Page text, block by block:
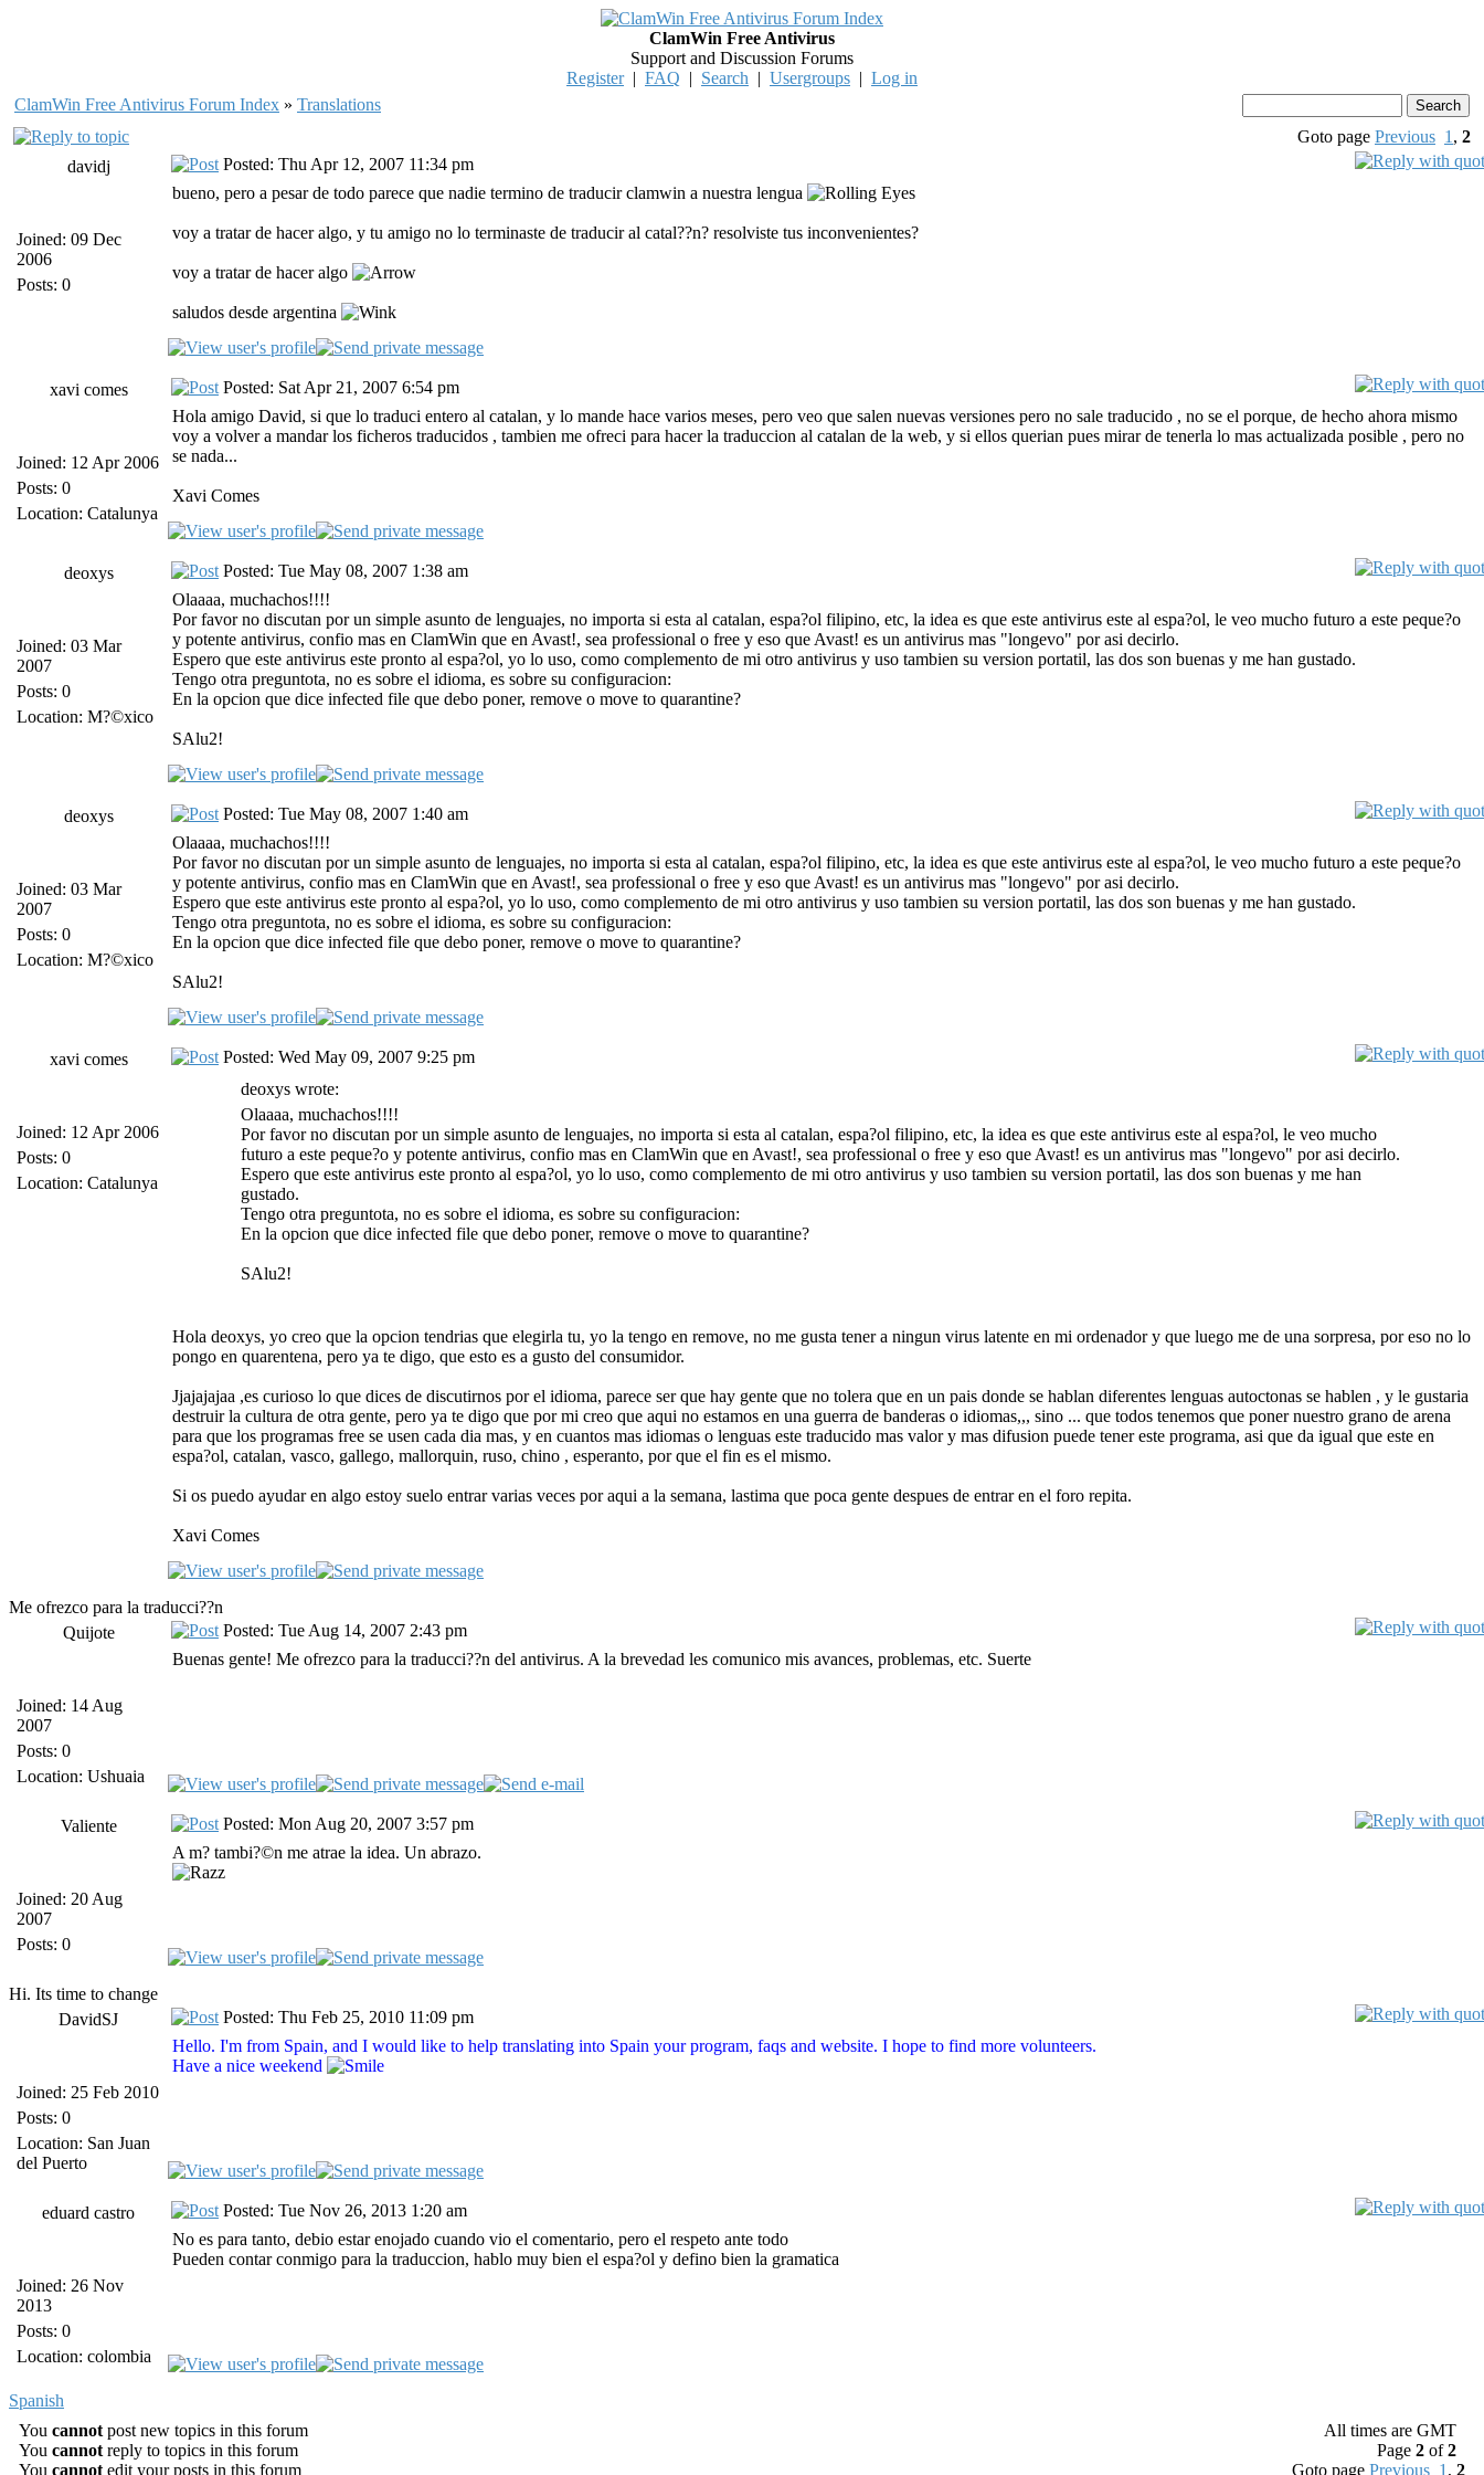
ClamWin Free Antivirus
Support and Discussion Forums
Register| FAQ | Search | Usergroups | Log in
ClamWin Free Antivirus Forum Index » Translations
Goto page Previous 1 , 2
davidj
Joined: 09 Dec
2006
Posts: 0
Posted: Thu Apr 12, 2007 11:34 pm
bueno, pero a pesar de todo parece que nadie termino de traducir clamwin a nuestra lengua
voy a tratar de hacer algo, y tu amigo no lo terminaste de traducir al catal??n? resolviste tus inconvenientes?
voy a tratar de hacer algo
saludos desde argentina
xavi comes
Joined: 12 Apr 2006
Posts: 0
Location: Catalunya
Posted: Sat Apr 21, 2007 6:54 pm
Hola amigo David, si que lo traduci entero al catalan, y lo mande hace varios meses, pero veo que salen nuevas versiones pero no sale traducido , no se el porque, de hecho ahora mismo
voy a volver a mandar los ficheros traducidos , tambien me ofreci para hacer la traduccion al catalan de la web, y si ellos querian pues mirar de tenerla lo mas actualizada posible , pero no
se nada...
Xavi Comes
deoxys
Joined: 03 Mar
2007
Posts: 0
Location: M?©xico
Posted: Tue May 08, 2007 1:38 am
Olaaaa, muchachos!!!!
Por favor no discutan por un simple asunto de lenguajes, no importa si esta al catalan, espa?ol filipino, etc, la idea es que este antivirus este al espa?ol, le veo mucho futuro a este peque?o
y potente antivirus, confio mas en ClamWin que en Avast!, sea professional o free y eso que Avast! es un antivirus mas "longevo" por asi decirlo.
Espero que este antivirus este pronto al espa?ol, yo lo uso, como complemento de mi otro antivirus y uso tambien su version portatil, las dos son buenas y me han gustado.
Tengo otra preguntota, no es sobre el idioma, es sobre su configuracion:
En la opcion que dice infected file que debo poner, remove o move to quarantine?
SAlu2!
deoxys
Joined: 03 Mar
2007
Posts: 0
Location: M?©xico
Posted: Tue May 08, 2007 1:40 am
Olaaaa, muchachos!!!!
Por favor no discutan por un simple asunto de lenguajes, no importa si esta al catalan, espa?ol filipino, etc, la idea es que este antivirus este al espa?ol, le veo mucho futuro a este peque?o
y potente antivirus, confio mas en ClamWin que en Avast!, sea professional o free y eso que Avast! es un antivirus mas "longevo" por asi decirlo.
Espero que este antivirus este pronto al espa?ol, yo lo uso, como complemento de mi otro antivirus y uso tambien su version portatil, las dos son buenas y me han gustado.
Tengo otra preguntota, no es sobre el idioma, es sobre su configuracion:
En la opcion que dice infected file que debo poner, remove o move to quarantine?
SAlu2!
xavi comes
Joined: 12 Apr 2006
Posts: 0
Location: Catalunya
Posted: Wed May 09, 2007 9:25 pm
deoxys wrote:
Olaaaa, muchachos!!!!
Por favor no discutan por un simple asunto de lenguajes, no importa si esta al catalan, espa?ol filipino, etc, la idea es que este antivirus este al espa?ol, le veo mucho
futuro a este peque?o y potente antivirus, confio mas en ClamWin que en Avast!, sea professional o free y eso que Avast! es un antivirus mas "longevo" por asi decirlo.
Espero que este antivirus este pronto al espa?ol, yo lo uso, como complemento de mi otro antivirus y uso tambien su version portatil, las dos son buenas y me han
gustado.
Tengo otra preguntota, no es sobre el idioma, es sobre su configuracion:
En la opcion que dice infected file que debo poner, remove o move to quarantine?
SAlu2!
Hola deoxys, yo creo que la opcion tendrias que elegirla tu, yo la tengo en remove, no me gusta tener a ningun virus latente en mi ordenador y que luego me de una sorpresa, por eso no lo
pongo en quarentena, pero ya te digo, que esto es a gusto del consumidor.
Jjajajajaa ,es curioso lo que dices de discutirnos por el idioma, parece ser que hay gente que no tolera que en un pais donde se hablan diferentes lenguas autoctonas se hablen , y le gustaria
destruir la cultura de otra gente, pero ya te digo que por mi creo que aqui no estamos en una guerra de banderas o idiomas,,, sino ... que todos tenemos que poner nuestro grano de arena
para que los programas free se usen cada dia mas, y en cuantos mas idiomas o lenguas este traducido mas valor y mas difusion puede tener este programa, asi que da igual que este en
espa?ol, catalan, vasco, gallego, mallorquin, ruso, chino , esperanto, por que el fin es el mismo.
Si os puedo ayudar en algo estoy suelo entrar varias veces por aqui a la semana, lastima que poca gente despues de entrar en el foro repita.
Xavi Comes
Me ofrezco para la traducci??n
Quijote
Joined: 14 Aug
2007
Posts: 0
Location: Ushuaia
Posted: Tue Aug 14, 2007 2:43 pm
Buenas gente! Me ofrezco para la traducci??n del antivirus. A la brevedad les comunico mis avances, problemas, etc. Suerte
Valiente
Joined: 20 Aug
2007
Posts: 0
Posted: Mon Aug 20, 2007 3:57 pm
A m?­ tambi?©n me atrae la idea. Un abrazo.
Hi. Its time to change
DavidSJ
Joined: 25 Feb 2010
Posts: 0
Location: San Juan
del Puerto
Posted: Thu Feb 25, 2010 11:09 pm
Hello. I'm from Spain, and I would like to help translating into Spain your program, faqs and website. I hope to find more volunteers.
Have a nice weekend
eduard castro
Joined: 26 Nov
2013
Posts: 0
Location: colombia
Posted: Tue Nov 26, 2013 1:20 am
No es para tanto, debio estar enojado cuando vio el comentario, pero el respeto ante todo
Pueden contar conmigo para la traduccion, hablo muy bien el espa?ol y defino bien la gramatica
Spanish
You cannot post new topics in this forum
You cannot reply to topics in this forum
You cannot edit your posts in this forum
All times are GMT
Page 2 of2
Goto page Previous 1 , 2